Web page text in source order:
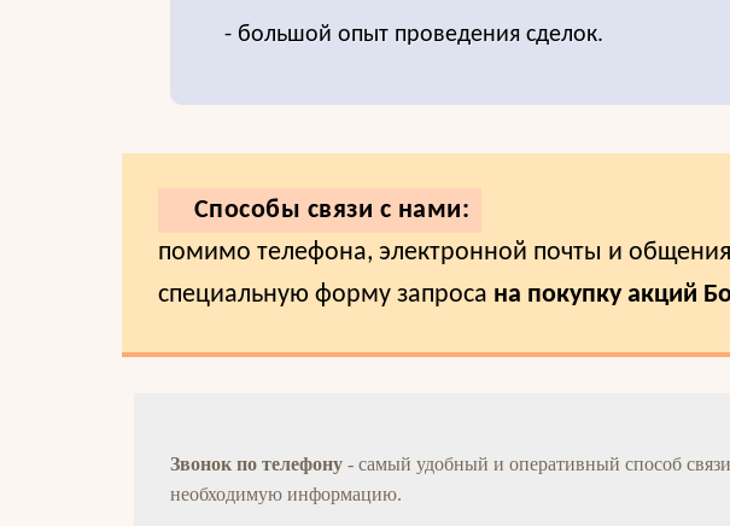
- большой опыт проведения сделок.
Способы связи с нами:
помимо телефона, электронной почты и
специальную форму запроса на покупку акций
Звонок по телефону - самый удобный и оперативный способ
необходимую информацию.